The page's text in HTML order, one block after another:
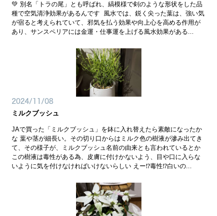
💚 別名「トラの尾」とも呼ばれ、縞模様で剣のような形状をした品
種で空気清浄効果があるんです 風水では、鋭く尖った葉は、強い気
が宿ると考えられていて、邪気を払う効果や向上心を高める作用が
あり、サンスペリアには金運・仕事運を上げる風水効果がある...
2024/11/08
ミルクブッシュ
JAで買った「ミルクブッシュ」を鉢に入れ替えたら素敵になったか
な 葉や茎が細長い。その切り口からはミルク色の樹液が滲み出てき
て、その様子が、ミルクブッシュ名前の由来とも言われているとか
この樹液は毒性がある為、皮膚に付けかないよう、目や口に入らな
いように気を付けなければいけないらしい えー⁉️毒性⁉️白いの...